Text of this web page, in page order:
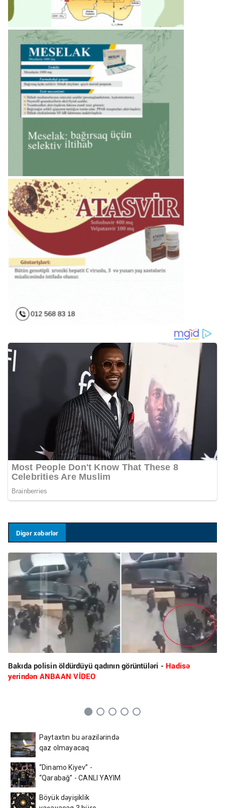
Digər xəbərlər
Bakıda polisin öldürdüyü qadının görüntüləri - Hadisə
yerindən ANBAAN VİDEO
Paytaxtın bu ərazilərində
qaz olmayacaq
“Dinamo Kiyev” -
“Qarabağ” - CANLI YAYIM
Böyük dəyişiklik